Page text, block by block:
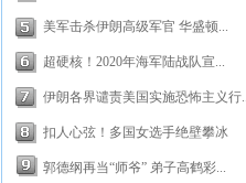
美军击杀伊朗高级军官 华盛顿...
超硬核！2020年海军陆战队宣...
伊朗各界谴责美国实施恐怖主义行
扣人心弦！多国女选手绝壁攀冰
郭德纲再当“师爷” 弟子高鹤彩...